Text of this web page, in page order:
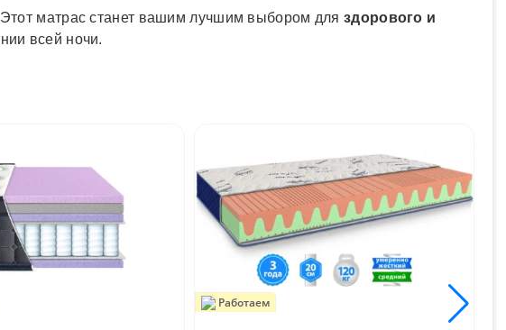
матрас станет вашим лучшим выбором дляздорового и
всей ночи.
Работаем